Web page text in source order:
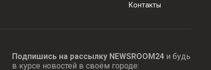
Контакты
Подпишись на рассылку NEWSROOM24и будь
в курсе новостей в своём городе: